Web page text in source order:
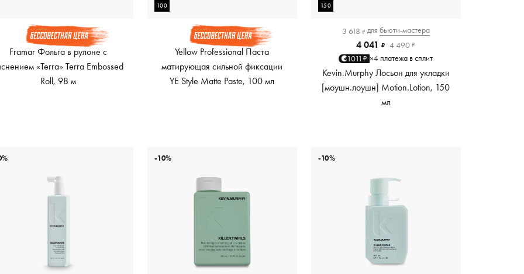
Framar Фольга в рулоне с
«Terra» Terra Embossed
Roll, 98 м
100
Yellow Professional Паста
матирующая сильной фиксации
YE Style Matte Paste, 100 мл
150
3 618 ₽ для бьюти-мастера
4 041 ₽ 4 490 ₽
1011₽ ×4 платежа в сплит
Kevin.Murphy Лосьон для укладки
[моушн.лоушн] Motion.Lotion, 150
мл
-10% -10%